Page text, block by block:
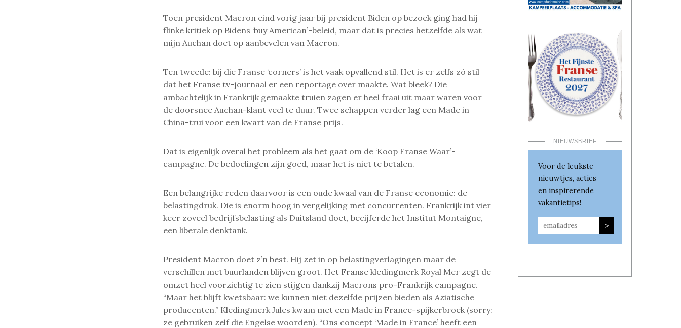
Toen president Macron eind vorig jaar bij president Biden op bezoek ging had hij
flinke kritiek op Bidens ‘buy American’-beleid, maar dat is precies hetzelfde als wat
mijn Auchan doet op aanbevelen van Macron.
Ten tweede: bij die Franse ‘corners’ is het vaak opvallend stil. Het is er zelfs zó stil
dat het Franse tv-journaal er een reportage over maakte. Wat bleek? Die
ambachtelijk in Frankrijk gemaakte truien zagen er heel fraai uit maar waren voor
de doorsnee Auchan-klant veel te duur. Twee schappen verder lag een Made in
China-trui voor een kwart van de Franse prijs.
Dat is eigenlijk overal het probleem als het gaat om de ‘Koop Franse Waar’-
campagne. De bedoelingen zijn goed, maar het is niet te betalen.
Een belangrijke reden daarvoor is een oude kwaal van de Franse economie: de
belastingdruk. Die is enorm hoog in vergelijking met concurrenten. Frankrijk int vier
keer zoveel bedrijfsbelasting als Duitsland doet, becijferde het Institut Montaigne,
een liberale denktank.
President Macron doet z’n best. Hij zet in op belastingverlagingen maar de
verschillen met buurlanden blijven groot. Het Franse kledingmerk Royal Mer zegt de
omzet heel voorzichtig te zien stijgen dankzij Macrons pro-Frankrijk campagne.
“Maar het blijft kwetsbaar: we kunnen niet dezelfde prijzen bieden als Aziatische
producenten.” Kledingmerk Jules kwam met een Made in France-spijkerbroek (sorry:
ze gebruiken zelf die Engelse woorden). “Ons concept ‘Made in France’ heeft een
NIEUWSBRIEF
Voor de leukste
nieuwtjes, acties
en inspirerende
vakantietips!